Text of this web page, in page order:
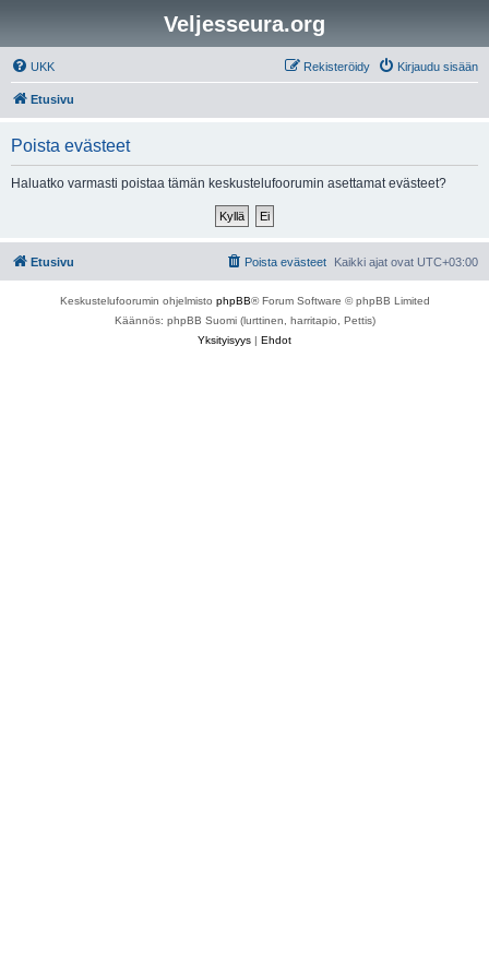
Veljesseura.org
UKK Kirjaudu sisään
Rekisteröidy
Etusivu
Poista evästeet
Haluatko varmasti poistaa tämän keskustelufoorumin asettamat evästeet?
Etusivu Kaikki ajat ovat UTC+03:00
Poista evästeet
Keskustelufoorumin ohjelmisto phpBB® Forum Software © phpBB Limited
Käännös: phpBB Suomi (lurttinen, harritapio, Pettis)
Yksityisyys | Ehdot